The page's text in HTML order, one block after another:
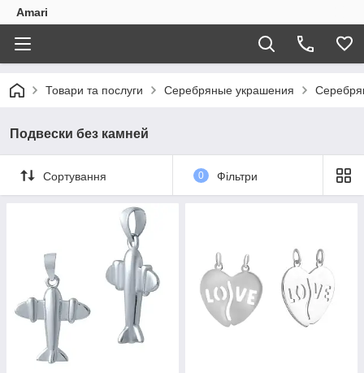
Amari
Товари та послуги Серебряные украшения
Подвески без камней
Сортування 0 Фільтри